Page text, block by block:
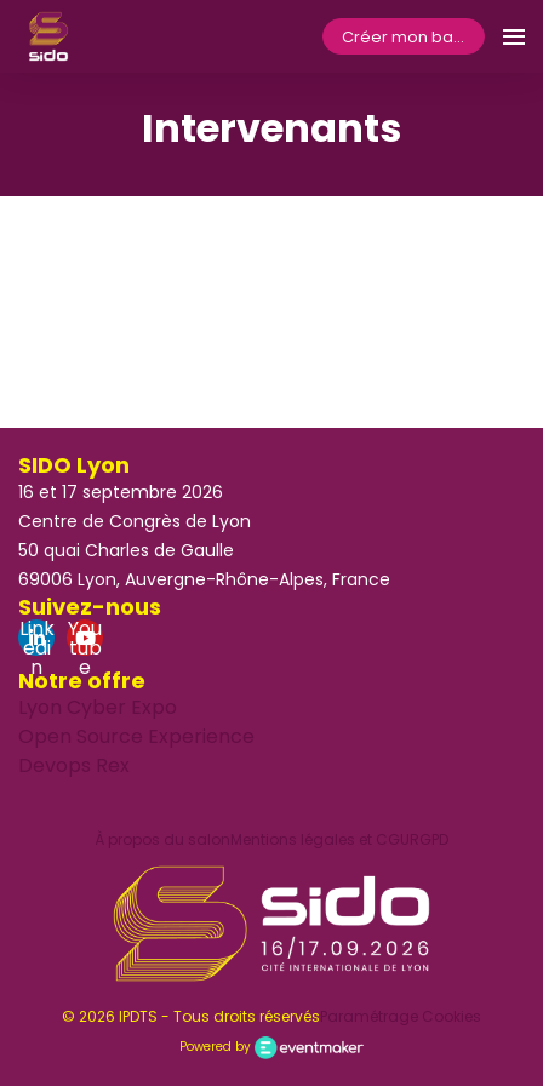
Créer mon badge
Intervenants
SIDO Lyon
16 et 17 septembre 2026
Centre de Congrès de Lyon
50 quai Charles de Gaulle
69006 Lyon, Auvergne-Rhône-Alpes, France
Suivez-nous
Link
edi
n
You
tub
e
Notre offre
Lyon Cyber Expo
Open Source Experience
Devops Rex
À propos du salonMentions légales et CGURGPD
© 2026 IPDTS - Tous droits réservésParamétrage Cookies
Powered by